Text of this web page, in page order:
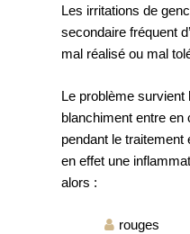
Les irritations de
secondaire fréquent
mal réalisé ou mal
Le problème survient
blanchiment entre
pendant le
en effet une
alors :
rouges